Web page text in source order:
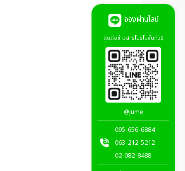
จองผ่านไลน์
ติดต่อข่าวสารโปรโมชั่นทัวร์
@jume
095-656-6884
063-212-5212
02-082-8488